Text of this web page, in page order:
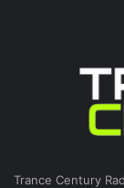
Trance Century